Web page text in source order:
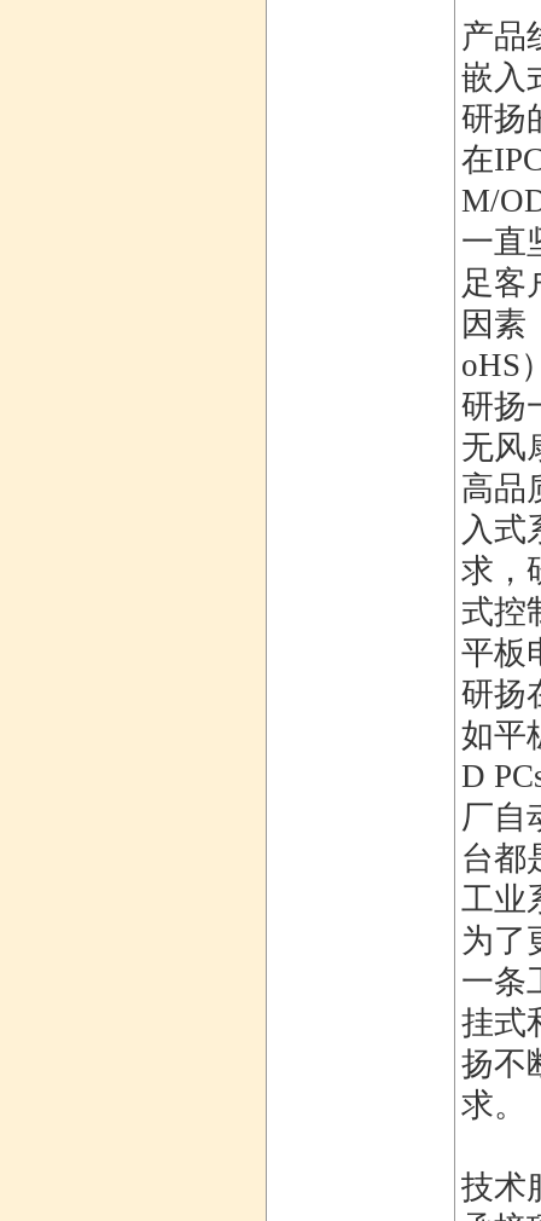
产品
嵌入
研扬
在
M/
一直
足客
因素
oHS
研扬
无风
高品
入式
求，
式控
平板
研扬
如平
D
厂自
台都
工业
为了
一条
挂式
扬不
求。
技术